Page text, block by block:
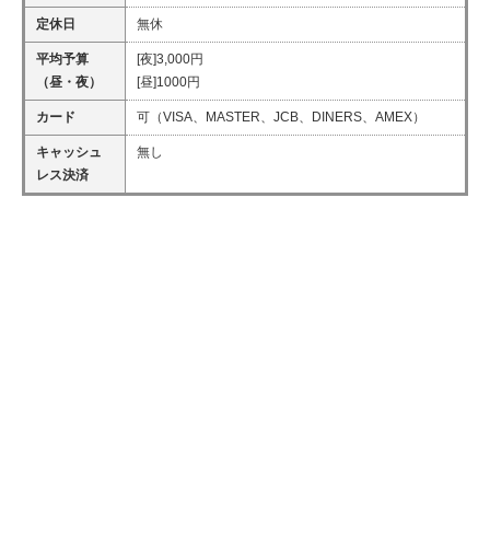
定休日 無休
平均予算
（昼・夜）
[夜]3,000円
[昼]1000円
カード 可（VISA、MASTER、JCB、DINERS、AMEX）
キャッシュ
レス決済
無し